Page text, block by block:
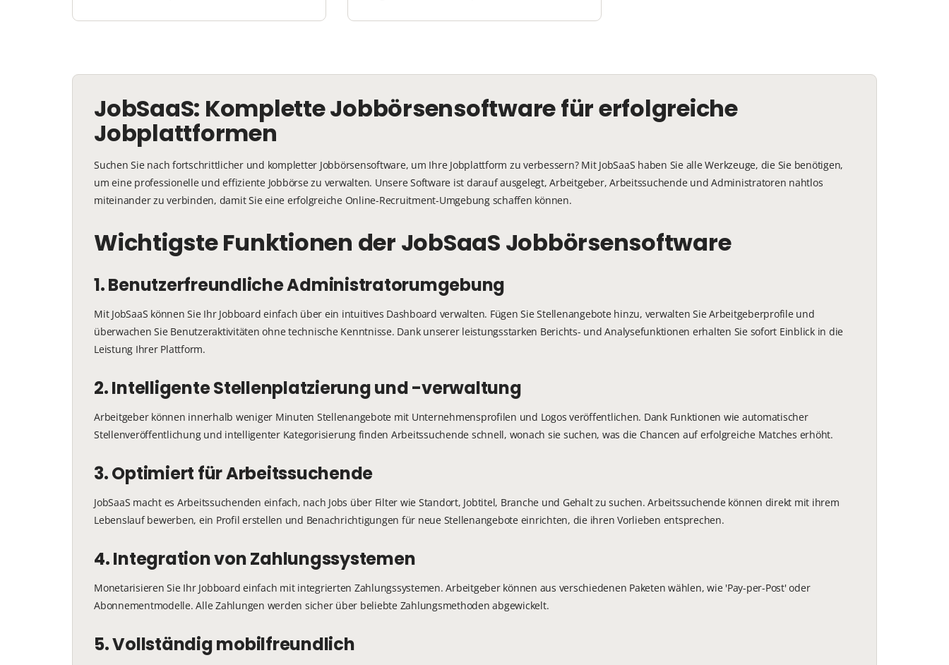
verwalten.
und Kultur an einem Ort übersichtlich!
JobSaaS: Komplette Jobbörsensoftware für erfolgreiche
Jobplattformen
Suchen Sie nach fortschrittlicher und kompletter Jobbörsensoftware, um Ihre Jobplattform zu verbessern? Mit JobSaaS haben Sie alle Werkzeuge, die Sie benötigen,
um eine professionelle und effiziente Jobbörse zu verwalten. Unsere Software ist darauf ausgelegt, Arbeitgeber, Arbeitssuchende und Administratoren nahtlos
miteinander zu verbinden, damit Sie eine erfolgreiche Online-Recruitment-Umgebung schaffen können.
Wichtigste Funktionen der JobSaaS Jobbörsensoftware
1. Benutzerfreundliche Administratorumgebung
Mit JobSaaS können Sie Ihr Jobboard einfach über ein intuitives Dashboard verwalten. Fügen Sie Stellenangebote hinzu, verwalten Sie Arbeitgeberprofile und
überwachen Sie Benutzeraktivitäten ohne technische Kenntnisse. Dank unserer leistungsstarken Berichts- und Analysefunktionen erhalten Sie sofort Einblick in die
Leistung Ihrer Plattform.
2. Intelligente Stellenplatzierung und -verwaltung
Arbeitgeber können innerhalb weniger Minuten Stellenangebote mit Unternehmensprofilen und Logos veröffentlichen. Dank Funktionen wie automatischer
Stellenveröffentlichung und intelligenter Kategorisierung finden Arbeitssuchende schnell, wonach sie suchen, was die Chancen auf erfolgreiche Matches erhöht.
3. Optimiert für Arbeitssuchende
JobSaaS macht es Arbeitssuchenden einfach, nach Jobs über Filter wie Standort, Jobtitel, Branche und Gehalt zu suchen. Arbeitssuchende können direkt mit ihrem
Lebenslauf bewerben, ein Profil erstellen und Benachrichtigungen für neue Stellenangebote einrichten, die ihren Vorlieben entsprechen.
4. Integration von Zahlungssystemen
Monetarisieren Sie Ihr Jobboard einfach mit integrierten Zahlungssystemen. Arbeitgeber können aus verschiedenen Paketen wählen, wie 'Pay-per-Post' oder
Abonnementmodelle. Alle Zahlungen werden sicher über beliebte Zahlungsmethoden abgewickelt.
5. Vollständig mobilfreundlich